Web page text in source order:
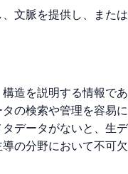
文脈を提供し、また
造を説明する情報で
の検索や管理を容易
データがないと、生
の分野において不可